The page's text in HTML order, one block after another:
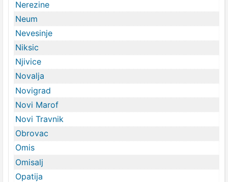
Nerezine
Neum
Nevesinje
Niksic
Njivice
Novalja
Novigrad
Novi Marof
Novi Travnik
Obrovac
Omis
Omisalj
Opatija